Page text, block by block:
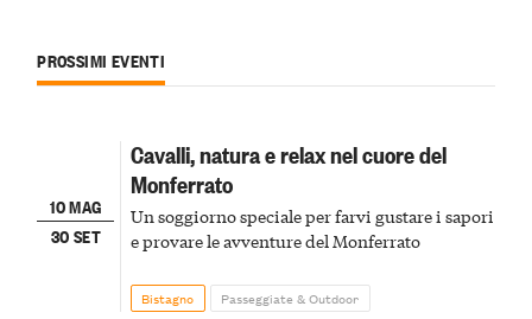
PROSSIMI EVENTI
10 MAG
30 SET
Cavalli, natura e relax nel cuore del
Monferrato
Un soggiorno speciale per farvi gustare i sapori
e provare le avventure del Monferrato
Bistagno Passeggiate & Outdoor